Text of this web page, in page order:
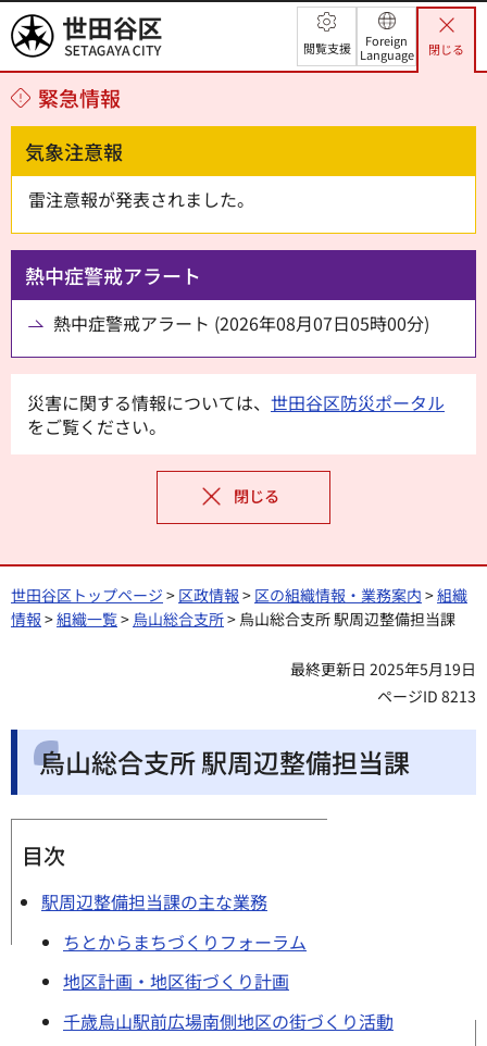
世田谷区 閲覧支援
Foreign
Language
閉じる
緊急情報
気象注意報
雷注意報が発表されました。
熱中症警戒アラート
熱中症警戒アラート (2026年08月07日05時00分)
災害に関する情報については、 世田谷区防災ポータル
をご覧ください。
閉じる
世田谷区トップページ > 区政情報 > 区の組織情報・業務案内 >組織
情報 >組織一覧> 烏山総合支所> 烏山総合支所 駅周辺整備担当課
最終更新日 2025年5月19日
ページID 8213
烏山総合支所 駅周辺整備担当課
目次
駅周辺整備担当課の主な業務
ちとからまちづくりフォーラム
地区計画・地区街づくり計画
千歳烏山駅前広場南側地区の街づくり活動